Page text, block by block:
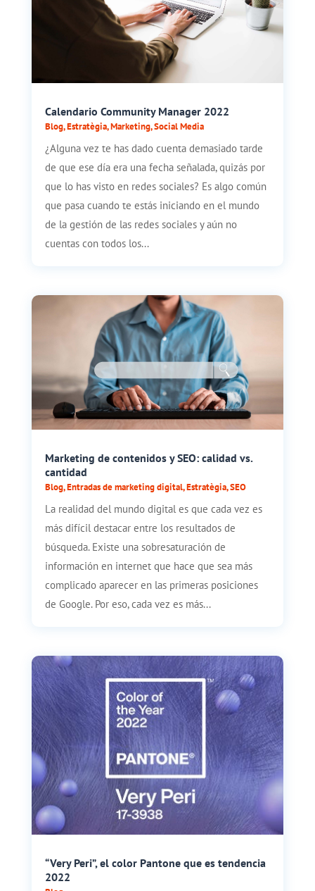
Calendario Community Manager 2022
Blog,Estratègia,Marketing,Social Media
¿Alguna vez te has dado cuenta demasiado tarde
de que ese día era una fecha señalada, quizás por
que lo has visto en redes sociales? Es algo común
que pasa cuando te estás iniciando en el mundo
de la gestión de las redes sociales y aún no
cuentas con todos los...
Marketing de contenidos y SEO: calidad vs.
cantidad
Blog,Entradas de marketing digital,Estratègia,SEO
La realidad del mundo digital es que cada vez es
más difícil destacar entre los resultados de
búsqueda. Existe una sobresaturación de
información en internet que hace que sea más
complicado aparecer en las primeras posiciones
de Google. Por eso, cada vez es más...
“Very Peri”, el color Pantone que es tendencia
2022